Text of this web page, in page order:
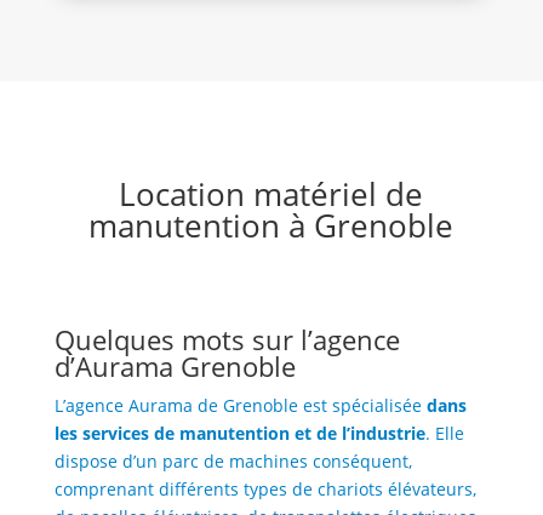
Location matériel de
manutention à Grenoble
Quelques mots sur l’agence
d’Aurama Grenoble
L’agence Aurama de Grenoble est spécialiséedans
les services de manutention et de l’industrie. Elle
dispose d’un parc de machines conséquent,
comprenant différents types de chariots élévateurs,